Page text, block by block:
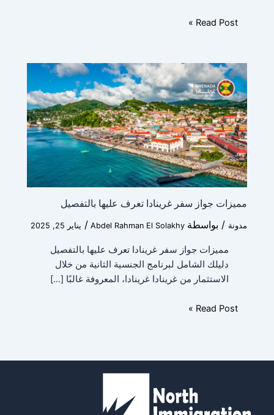
Read Post »
مميزات جواز سفر غرينادا تعرف عليها بالتفصيل
مدونة / بواسطة Abdel Rahman El Solakhy
/ يناير 25, 2025
مميزات جواز سفر غرينادا تعرف عليها بالتفصيل
دليلك الشامل لبرنامج الجنسية الثانية من خلال
الاستثمار من غرينادا غرينادا، المعروفة غالبًا […]
Read Post »